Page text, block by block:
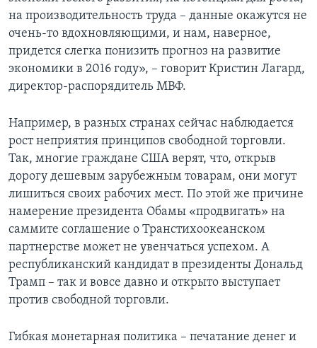
на производительность труда – данные окажутся не
очень-то вдохновляющими, и нам, наверное,
придется слегка понизить прогноз на развитие
экономики в 2016 году», – говорит Кристин Лагард,
директор-распорядитель МВФ.
Например, в разных странах сейчас наблюдается
рост неприятия принципов свободной торговли.
Так, многие граждане США верят, что, открыв
дорогу дешевым зарубежным товарам, они могут
лишиться своих рабочих мест. По этой же причине
намерение президента Обамы «продвигать» на
саммите соглашение о Транстихоокеанском
партнерстве может не увенчаться успехом. А
республиканский кандидат в президенты Дональд
Трамп – так и вовсе давно и открыто выступает
против свободной торговли.
Гибкая монетарная политика – печатание денег и